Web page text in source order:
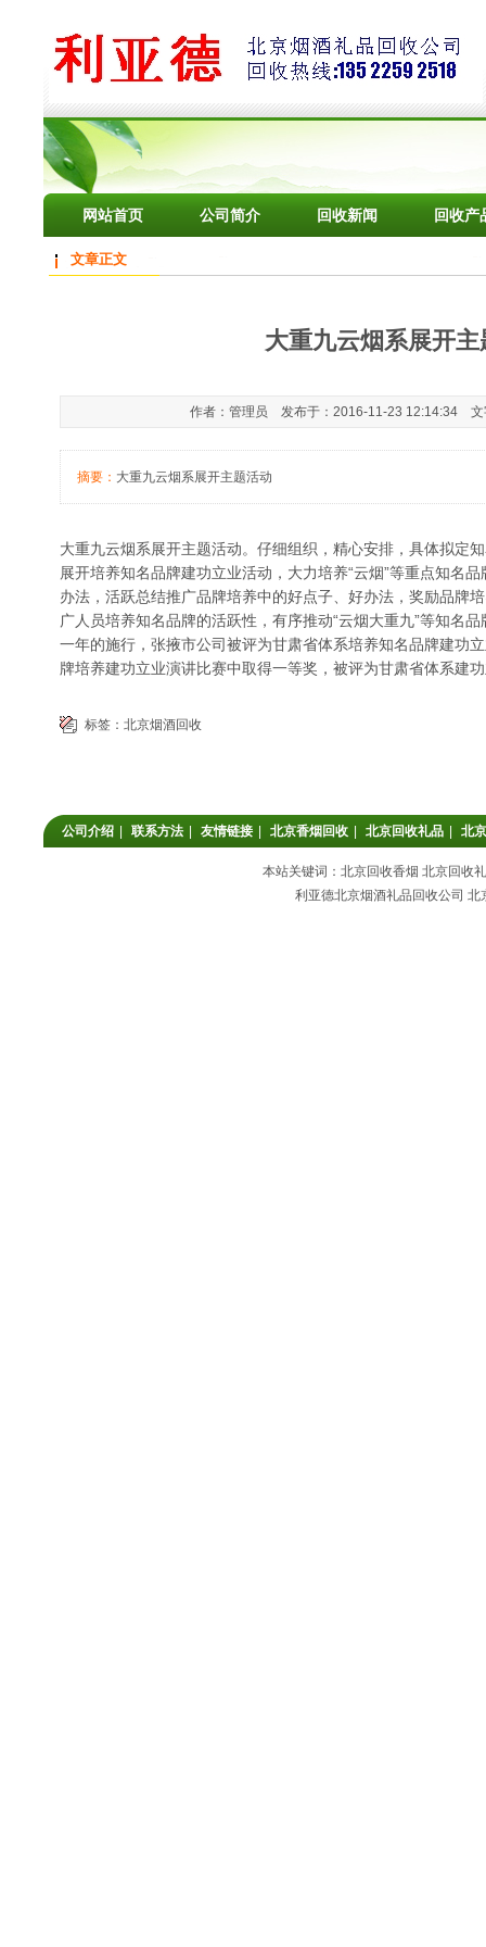
网站首页 公司简介 回收新闻 回收产
文章正文
大重九云烟系展开主
作者：管理员 发布于：2016-11-23 12:14:34 文
摘要： 大重九云烟系展开主题活动
大重九云烟系展开主题活动。仔细组织，精心安排，具体拟定
展开培养知名品牌建功立业活动，大力培养“云烟”等重点知名
办法，活跃总结推广品牌培养中的好点子、好办法，奖励品牌
广人员培养知名品牌的活跃性，有序推动“云烟大重九”等知名
一年的施行，张掖市公司被评为甘肃省体系培养知名品牌建功
牌培养建功立业演讲比赛中取得一等奖，被评为甘肃省体系建
标签： 北京烟酒回收
公司介绍 联系方法 友情链接 北京香烟回收 北京回收礼品 北
本站关键词：北京回收香烟 北京回收
利亚德北京烟酒礼品回收公司